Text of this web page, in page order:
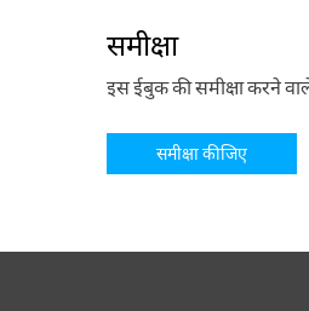
समीक्षा
इस ईबुक की समीक्षा करने
समीक्षा कीजिए